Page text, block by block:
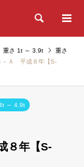
検索
重さ 1t ～ 3.9t
重さ
－Ａ 平成８年【S-
～ 4.9t
８年【S-